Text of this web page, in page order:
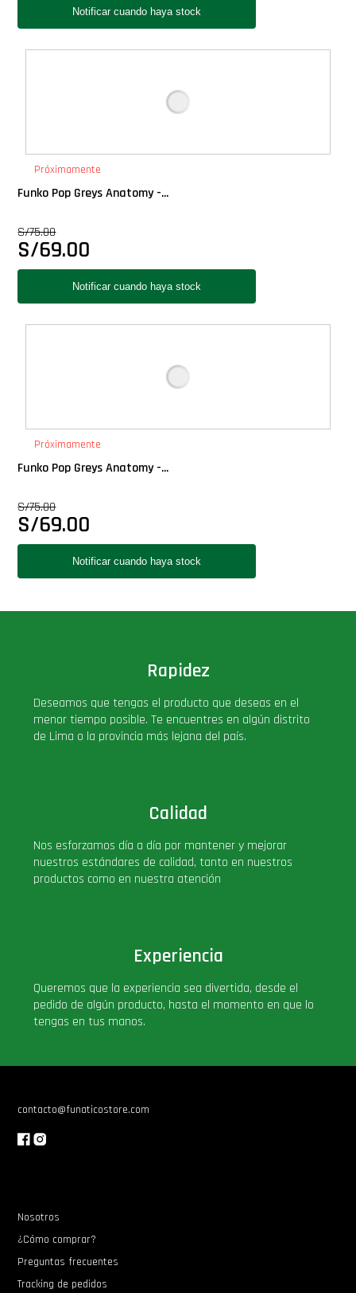
Pop Regular
Premium
PRÓXIMAMENTE
Star Wars Oferta
Próximamente
Funko Pop Greys Anatomy -...
S/75.00
S/69.00
Próximamente
Funko Pop Greys Anatomy -...
S/75.00
S/69.00
Rapidez
Deseamos que tengas el producto que deseas en el
menor tiempo posible. Te encuentres en algún distrito
de Lima o la provincia más lejana del país.
Calidad
Nos esforzamos día a día por mantener y mejorar
nuestros estándares de calidad, tanto en nuestros
productos como en nuestra atención
Experiencia
Queremos que la experiencia sea divertida, desde el
pedido de algún producto, hasta el momento en que lo
tengas en tus manos.
contacto@funaticostore.com
Nosotros
¿Cómo comprar?
Preguntas frecuentes
Tracking de pedidos